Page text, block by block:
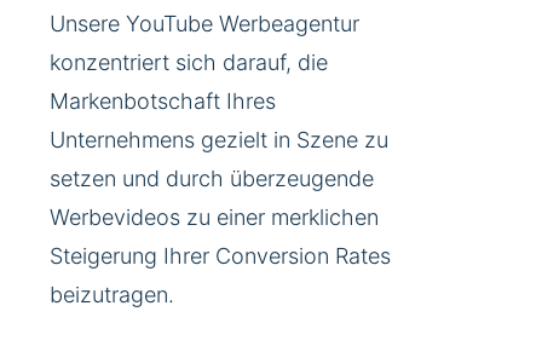
Unsere YouTube Werbeagentur
konzentriert sich darauf, die
Markenbotschaft Ihres
Unternehmens gezielt in Szene zu
setzen und durch überzeugende
Werbevideos zu einer merklichen
Steigerung Ihrer Conversion Rates
beizutragen.